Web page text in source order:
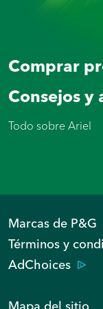
Comprar
Consejos y
Todo sobre Ariel
Marcas de P&G
Términos y
AdChoices